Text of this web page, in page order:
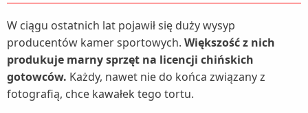
W ciągu ostatnich lat pojawił się duży wysyp
producentów kamer sportowych. Większość z nich
produkuje marny sprzęt na licencji chińskich
gotowców. Każdy, nawet nie do końca związany z
fotografią, chce kawałek tego tortu.